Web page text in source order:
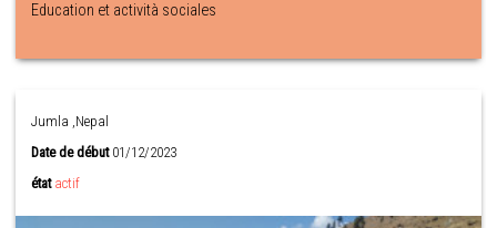
Education et actività sociales
Jumla ,Nepal
Date de début01/12/2023
état actif